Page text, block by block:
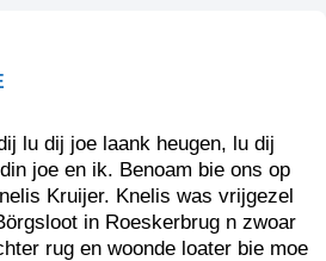
lu dij joe laank heugen, lu dij
joe en ik. Benoam bie ons op
Kruijer. Knelis was vrijgezel
in Roeskerbrug n zwoar
rug en woonde loater bie moe